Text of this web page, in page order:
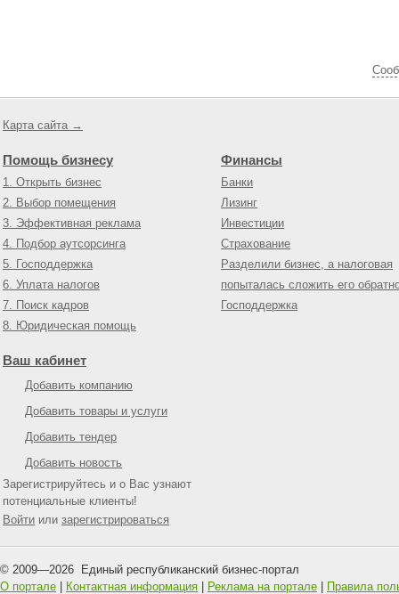
Карта сайта →
Помощь бизнесу
1. Открыть бизнес
2. Выбор помещения
3. Эффективная реклама
4. Подбор аутсорсинга
5. Господдержка
6. Уплата налогов
7. Поиск кадров
8. Юридическая помощь
Финансы
Банки
Лизинг
Инвестиции
Страхование
Разделили бизнес, а налоговая
попыталась сложить его
Господдержка
Ваш кабинет
Добавить компанию
Добавить товары и услуги
Добавить тендер
Добавить новость
Зарегистрируйтесь и о Вас узнают
потенциальные клиенты!
Войти или зарегистрироваться
© 2009—2026 Единый республиканский бизнес-портал
О портале
Контактная информация Реклама на портале Правила